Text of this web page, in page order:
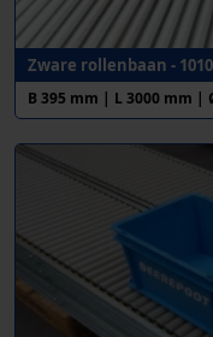
Zware rollenbaan -
B 395 mm | L 3000 mm |